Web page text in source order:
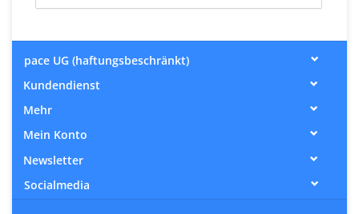
pace UG (haftungsbeschränkt)
Kundendienst
Mehr
Mein Konto
Newsletter
Socialmedia